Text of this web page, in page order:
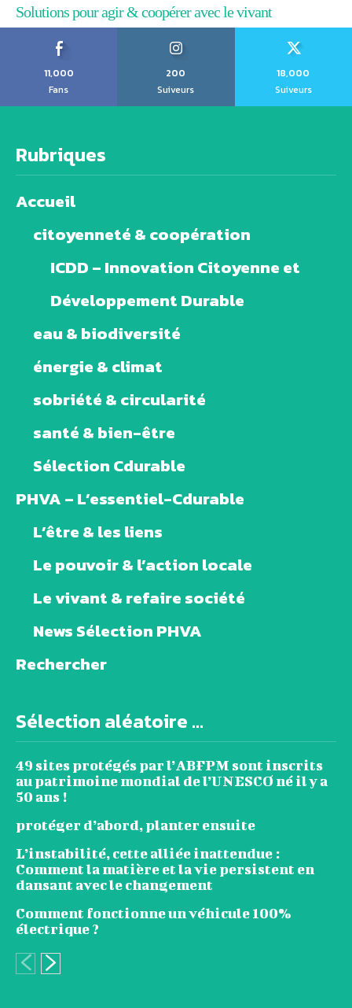
Solutions pour agir & coopérer avec le vivant
11,000
Fans
200
Suiveurs
18,000
Suiveurs
Rubriques
Accueil
citoyenneté & coopération
ICDD – Innovation Citoyenne et
Développement Durable
eau & biodiversité
énergie & climat
sobriété & circularité
santé & bien-être
Sélection Cdurable
PHVA – L’essentiel-Cdurable
L’être & les liens
Le pouvoir & l’action locale
Le vivant & refaire société
News Sélection PHVA
Rechercher
Sélection aléatoire ...
49 sites protégés par l’ABFPM sont inscrits
au patrimoine mondial de l’UNESCO né il y a
50 ans !
protéger d’abord, planter ensuite
L’instabilité, cette alliée inattendue :
Comment la matière et la vie persistent en
dansant avec le changement
Comment fonctionne un véhicule 100%
électrique ?